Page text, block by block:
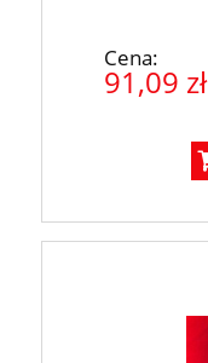
Cena:
91,09 zł